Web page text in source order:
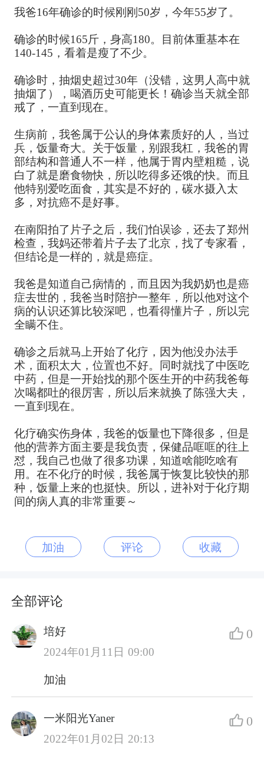
我爸16年确诊的时候刚刚50岁，今年55岁了。
确诊的时候165斤，身高180。目前体重基本在
140-145，看着是瘦了不少。
确诊时，抽烟史超过30年（没错，这男人高中就
抽烟了），喝酒历史可能更长！确诊当天就全部
戒了，一直到现在。
生病前，我爸属于公认的身体素质好的人，当过
兵，饭量奇大。关于饭量，别跟我杠，我爸的胃
部结构和普通人不一样，他属于胃内壁粗糙，说
白了就是磨食物快，所以吃得多还饿的快。而且
他特别爱吃面食，其实是不好的，碳水摄入太
多，对抗癌不是好事。
在南阳拍了片子之后，我们怕误诊，还去了郑州
检查，我妈还带着片子去了北京，找了专家看，
但结论是一样的，就是癌症。
我爸是知道自己病情的，而且因为我奶奶也是癌
症去世的，我爸当时陪护一整年，所以他对这个
病的认识还算比较深吧，也看得懂片子，所以完
全瞒不住。
确诊之后就马上开始了化疗，因为他没办法手
术，面积太大，位置也不好。同时就找了中医吃
中药，但是一开始找的那个医生开的中药我爸每
次喝都吐的很厉害，所以后来就换了陈强大夫，
一直到现在。
化疗确实伤身体，我爸的饭量也下降很多，但是
他的营养方面主要是我负责，保健品哐哐的往上
怼，我自己也做了很多功课，知道啥能吃啥有
用。在不化疗的时候，我爸属于恢复比较快的那
种，饭量上来的也挺快。所以，进补对于化疗期
间的病人真的非常重要～
加油 评论 收藏
全部评论
培好
2024年01月11日 09:00
0
加油
一米阳光Yaner
2022年01月02日 20:13
0